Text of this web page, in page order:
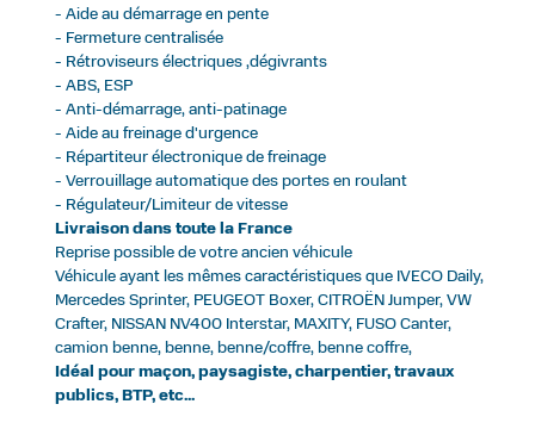
- Aide au démarrage en pente
- Fermeture centralisée
- Rétroviseurs électriques ,dégivrants
- ABS, ESP
- Anti-démarrage, anti-patinage
- Aide au freinage d'urgence
- Répartiteur électronique de freinage
- Verrouillage automatique des portes en roulant
- Régulateur/Limiteur de vitesse
Livraison dans toute la France
Reprise possible de votre ancien véhicule
Véhicule ayant les mêmes caractéristiques que IVECO Daily,
Mercedes Sprinter, PEUGEOT Boxer, CITROËN Jumper, VW
Crafter, NISSAN NV400 Interstar, MAXITY, FUSO Canter,
camion benne, benne, benne/coffre, benne coffre,
Idéal pour maçon, paysagiste, charpentier, travaux
publics, BTP, etc...